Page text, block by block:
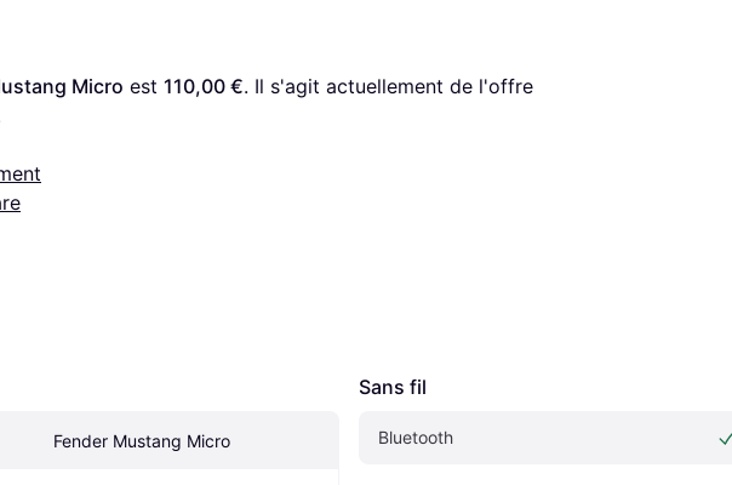
Micro est 110,00 €. Il s'agit actuellement de l'offre
Fender Mustang Micro
Sans fil
Bluetooth